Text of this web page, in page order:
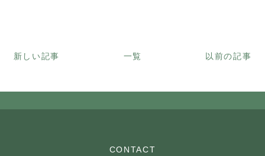
新しい記事 一覧 以前の記事
CONTACT